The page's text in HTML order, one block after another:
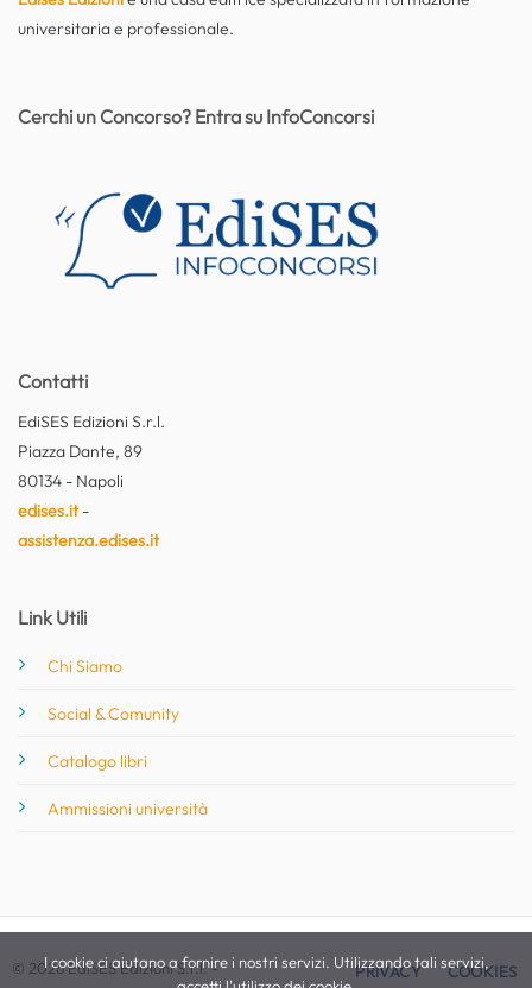
universitaria e professionale.
Contatti
EdiSES Edizioni S.r.l.
Piazza Dante, 89
80134 - Napoli
edises.it-
assistenza.edises.it
Link Utili
Chi Siamo
Social & Comunity
Catalogo libri
Ammissioni università
Cerchi un Concorso? Entra su InfoConcorsi
© 2026 EdiSES Edizioni S.r.l. - PRIVACY COOKIES
I cookie ci aiutano a fornire i nostri servizi. Utilizzando tali servizi,